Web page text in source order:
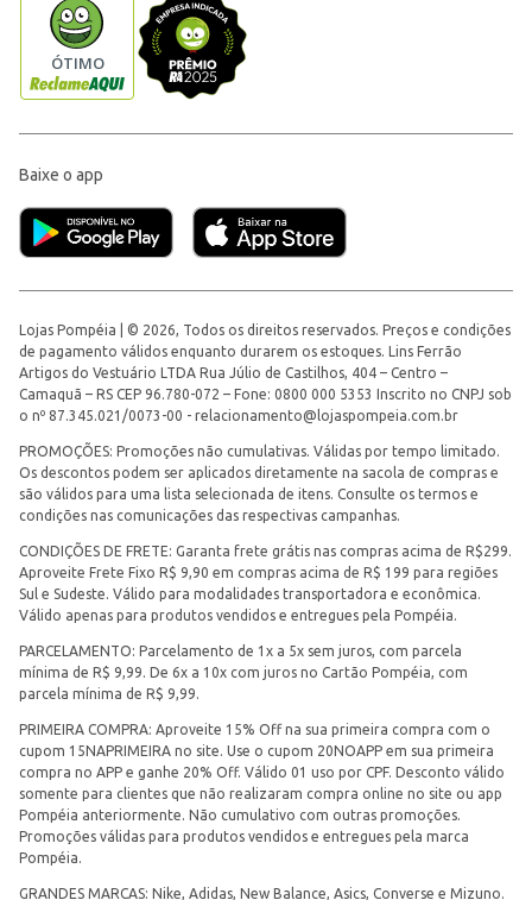
Baixe o app
Lojas Pompéia | © 2026, Todos os direitos reservados. Preços e condições
de pagamento válidos enquanto durarem os estoques. Lins Ferrão
Artigos do Vestuário LTDA Rua Júlio de Castilhos, 404 – Centro –
Camaquã – RS CEP 96.780-072 – Fone: 0800 000 5353 Inscrito no CNPJ sob
o nº 87.345.021/0073-00 - relacionamento@lojaspompeia.com.br
PROMOÇÕES: Promoções não cumulativas. Válidas por tempo limitado.
Os descontos podem ser aplicados diretamente na sacola de compras e
são válidos para uma lista selecionada de itens. Consulte os termos e
condições nas comunicações das respectivas campanhas.
CONDIÇÕES DE FRETE: Garanta frete grátis nas compras acima de R$299.
Aproveite Frete Fixo R$ 9,90 em compras acima de R$ 199 para regiões
Sul e Sudeste. Válido para modalidades transportadora e econômica.
Válido apenas para produtos vendidos e entregues pela Pompéia.
PARCELAMENTO: Parcelamento de 1x a 5x sem juros, com parcela
mínima de R$ 9,99. De 6x a 10x com juros no Cartão Pompéia, com
parcela mínima de R$ 9,99.
PRIMEIRA COMPRA: Aproveite 15% Off na sua primeira compra com o
cupom 15NAPRIMEIRA no site. Use o cupom 20NOAPP em sua primeira
compra no APP e ganhe 20% Off. Válido 01 uso por CPF. Desconto válido
somente para clientes que não realizaram compra online no site ou app
Pompéia anteriormente. Não cumulativo com outras promoções.
Promoções válidas para produtos vendidos e entregues pela marca
Pompéia.
GRANDES MARCAS: Nike, Adidas, New Balance, Asics, Converse e Mizuno.